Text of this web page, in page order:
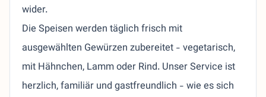
wider.
Die Speisen werden täglich frisch mit
ausgewählten Gewürzen zubereitet - vegetarisch,
mit Hähnchen, Lamm oder Rind. Unser Service ist
herzlich, familiär und gastfreundlich - wie es sich